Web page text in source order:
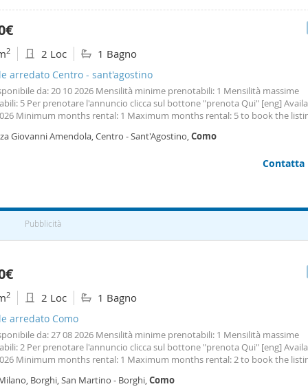
2 2 Loc 1 Bagno
arredato Centro - sant'agostino
da: 20 10 2026 Mensilità minime prenotabili: 1 Mensilità massime
5 Per prenotare l'annuncio clicca sul bottone "prenota Qui" [eng]
Minimum months rental: 1 Maximum months rental: 5 to book the
dei bus “stazione Lago” in Piazza
Giovanni Amendola, Centro - Sant'Agostino,Como
Contatta
Pubblicità
2 2 Loc 1 Bagno
arredato Como
da: 27 08 2026 Mensilità minime prenotabili: 1 Mensilità massime
2 Per prenotare l'annuncio clicca sul bottone "prenota Qui" [eng]
Minimum months rental: 1 Maximum months rental: 2 to book the
situato al primo piano
Borghi, San Martino - Borghi,Como